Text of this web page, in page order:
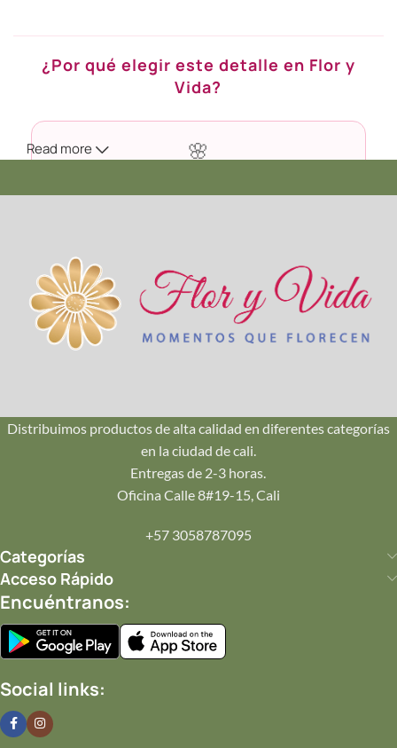
¿Por qué elegir este detalle en Flor y
Vida?
🌸
🚚
Envío en Cali
💌
Tu Mensaje
Incluye una tarjeta personalizada con tu mensaje impreso
Completa tu Regalo
Read more
Distribuimos productos de alta calidad en diferentes categorías
en la ciudad de cali.
Entregas de 2-3 horas.
Oficina Calle 8#19-15, Cali
+57 3058787095
Categorías
Acceso Rápido
Encuéntranos:
Social links: